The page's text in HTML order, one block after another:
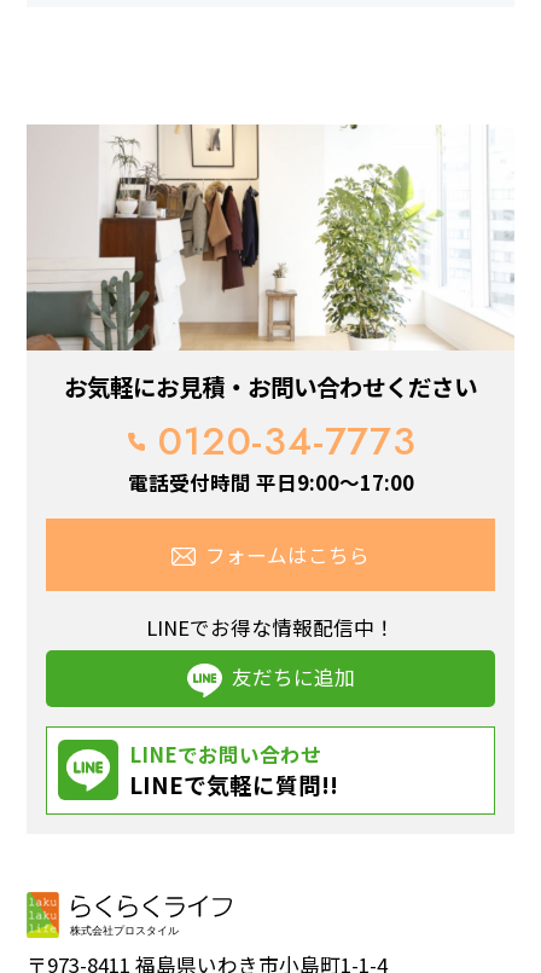
お気軽にお見積・お問い合わせください
0120-34-7773
電話受付時間 平日9:00～17:00
フォームはこちら
LINEでお得な情報配信中！
友だちに追加
LINEでお問い合わせ
LINEで気軽に質問!!
〒973-8411 福島県いわき市小島町1-1-4